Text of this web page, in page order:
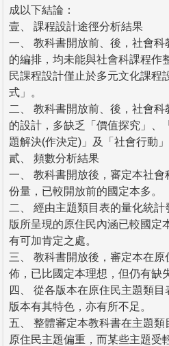
成以下結論：
壹、 課程設計途徑分析結果
一、 教科書開放前、後，社會
的編排，均未能與社會科課程作
民課程設計僅止於多元文化課程
式」。
二、 教科書開放前、後，社會
的設計，多缺乏「價值探究」、
題解決(作決定)」及「社會行動
貳、 頻數分析結果
一、 教科書開放後，審定本社
份量，已較開放前的國定本多。
二、 經由主題類目表的量化統
版所呈現的原住民內涵已較國定
有可加肯定之處。
三、 教科書開放後，審定本在
佈，已比國定本理想，但仍有缺
四、 從各版本在原住民主題類
版本有其特色，亦有所不足。
五、 整體審定本教科書在主題
原住民主題偏重，而某些主題受